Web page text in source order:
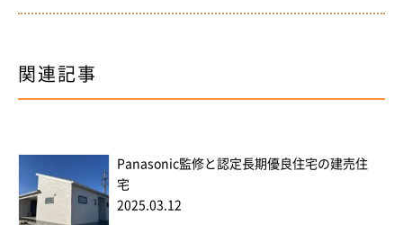
関連記事
Panasonic監修と認定長期優良住宅の建売住
宅
2025.03.12